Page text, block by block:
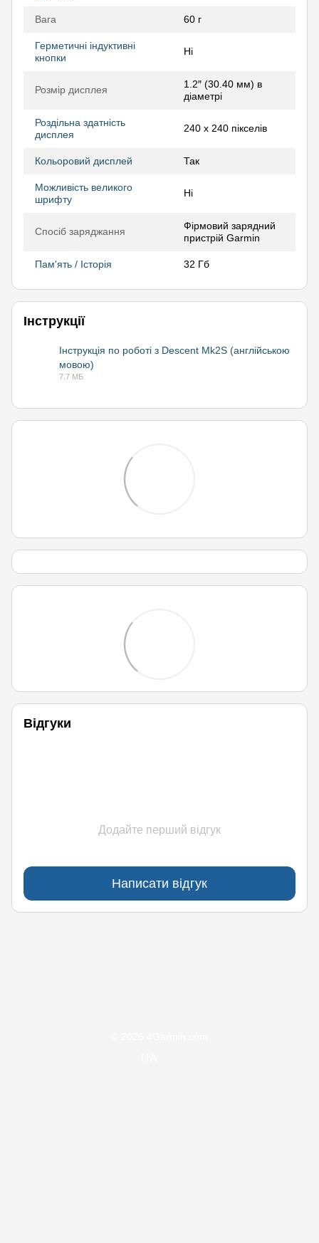
Вага 60 г
Герметичні індуктивні
кнопки
Ні
Розмір дисплея
1.2″ (30.40 мм) в
діаметрі
Роздільна здатність
дисплея
240 x 240 пікселів
Кольоровий дисплей Так
Можливість великого
шрифту
Ні
Спосіб заряджання
Фірмовий зарядний
пристрій Garmin
Пам'ять / Історія 32 Гб
Інструкції
Інструкція по роботі з Descent Mk2S (англійською
мовою)
7.7 МБ
Відгуки
Додайте перший відгук
Написати відгук